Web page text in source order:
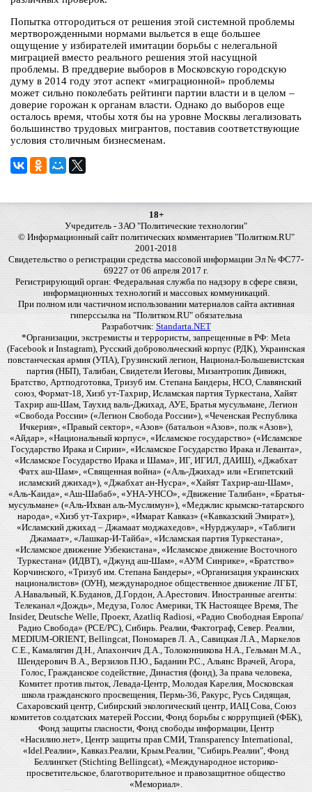
Попытка отгородиться от решения этой системной проблемы
мертворожденными нормами выльется в еще большее
ощущение у избирателей имитации борьбы с нелегальной
миграцией вместо реального решения этой насущной
проблемы. В преддверие выборов в Московскую городскую
думу в 2014 году этот аспект «миграционной» проблемы
может сильно поколебать рейтинги партии власти и в целом –
доверие горожан к органам власти. Однако до выборов еще
осталось время, чтобы хотя бы на уровне Москвы легализовать
большинство трудовых мигрантов, поставив соответствующие
условия столичным бизнесменам.
18+
Учредитель - ЗАО "Политические технологии"
© Информационный сайт политических комментариев "Политком.RU"
2001-2018
Свидетельство о регистрации средства массовой информации Эл № ФС77-
69227 от 06 апреля 2017 г.
Регистрирующий орган: Федеральная служба по надзору в сфере связи,
информационных технологий и массовых коммуникаций.
При полном или частичном использовании материалов сайта активная
гиперссылка на "Политком.RU" обязательна
Разработчик: Standarta.NET
*Организации, экстремисты и террористы, запрещенные в РФ: Meta
(Facebook и Instagram), Русский добровольческий корпус (РДК), Украинская
повстанческая армия (УПА), Грузинский легион, Национал-Большевистская
партия (НБП), Талибан, Свидетели Иеговы, Мизантропик Дивижн,
Братство, Артподготовка, Тризуб им. Степана Бандеры, НСО, Славянский
союз, Формат-18, Хизб ут-Тахрир, Исламская партия Туркестана, Хайят
Тахрир аш-Шам, Таухид валь-Джихад, АУЕ, Братья мусульмане, Легион
«Свобода России» («Легион Свобода России»), «Чеченская Республика
Ичкерия», «Правый сектор», «Азов» (батальон «Азов», полк «Азов»),
«Айдар», «Национальный корпус», «Исламское государство» («Исламское
Государство Ирака и Сирии», «Исламское Государство Ирака и Леванта»,
«Исламское Государство Ирака и Шама», ИГ, ИГИЛ, ДАИШ), «Джабхат
Фатх аш-Шам», «Священная война» («Аль-Джихад» или «Египетский
исламский джихад»), «Джабхат ан-Нусра», «Хайят Тахрир-аш-Шам»,
«Аль-Каида», «Аш-Шабаб», «УНА-УНСО», «Движение Талибан», «Братья-
мусульмане» («Аль-Ихван аль-Муслимун»), «Меджлис крымско-татарского
народа», «Хизб ут-Тахрир», «Имарат Кавказ» («Кавказский Эмират»),
«Исламский джихад – Джамаат моджахедов», «Нурджулар», «Таблиги
Джамаат», «Лашкар-И-Тайба», «Исламская партия Туркестана»,
«Исламское движение Узбекистана», «Исламское движение Восточного
Туркестана» (ИДВТ), «Джунд аш-Шам», «АУМ Синрике», «Братство»
Корчинского, «Тризуб им. Степана Бандеры», «Организация украинских
националистов» (ОУН), международное общественное движение ЛГБТ,
А.Навальный, К.Буданов, Д.Гордон, А.Арестович. Иностранные агенты:
Телеканал «Дождь», Медуза, Голос Америки, ТК Настоящее Время, The
Insider, Deutsche Welle, Проект, Azatliq Radiosi, «Радио Свободная Европа/
Радио Свобода» (PCE/PC), Сибирь. Реалии, Фактограф, Север. Реалии,
MEDIUM-ORIENT, Bellingcat, Пономарев Л. А., Савицкая Л.А., Маркелов
С.Е., Камалягин Д.Н., Апахончич Д.А., Толоконникова Н.А., Гельман М.А.,
Шендерович В.А., Верзилов П.Ю., Баданин Р.С., Альянс Врачей, Агора,
Голос, Гражданское содействие, Династия (фонд), За права человека,
Комитет против пыток, Левада-Центр, Молодая Карелия, Московская
школа гражданского просвещения, Пермь-36, Ракурс, Русь Сидящая,
Сахаровский центр, Сибирский экологический центр, ИАЦ Сова, Союз
комитетов солдатских матерей России, Фонд борьбы с коррупцией (ФБК),
Фонд защиты гласности, Фонд свободы информации, Центр
«Насилию.нет», Центр защиты прав СМИ, Transparency International,
«Idel.Реалии», Кавказ.Реалии, Крым.Реалии, "Сибирь.Реалии", Фонд
Беллингкет (Stichting Bellingcat), «Международное историко-
просветительское, благотворительное и правозащитное общество
«Мемориал».